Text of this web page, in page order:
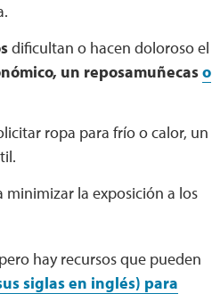
dificultan o hacen doloroso el
un reposamuñecaso
ropa para frío o calor, un
la exposición a los
hay recursos que pueden
siglas en inglés) para